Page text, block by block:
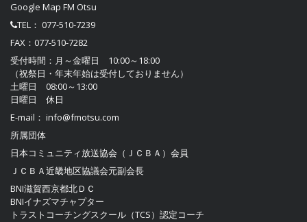
Google Map FM Otsu
TEL： 077-510-7239
FAX：077-510-7282
受付時間：月～金曜日 10:00～18:00
（祝祭日・年末年始は受付しておりません）
土曜日 08:00～13:00
日曜日 休日
E-mail： info@fmotsu.com
所属団体
日本コミュニティ放送協会（ＪＣＢＡ） 会員
ＪＣＢＡ近畿地区協議会元副会長
BNI滋賀西京都北ＤＣ
BNIイナズマチャプター
トラストコーチングスクール（TCS）認定コーチ